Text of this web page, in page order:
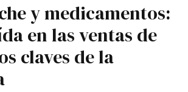
y medicamentos:
en las ventas de
claves de la